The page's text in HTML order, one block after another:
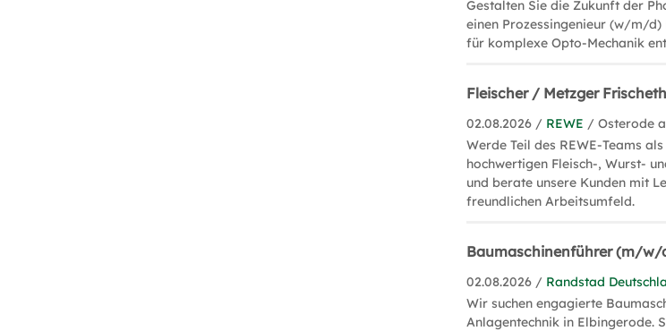
Gestalten Sie die Zukunft der
einen Prozessingenieur (w/m/
für komplexe Opto-Mechanik
Fleischer / Metzger
02.08.2026 / REWE / Osterode
Werde Teil des REWE-Teams
hochwertigen Fleisch-, Wurst-
und berate unsere Kunden mit
freundlichen Arbeitsumfeld.
Baumaschinenführer (m/w/
02.08.2026 / Randstad
Wir suchen engagierte
Anlagentechnik in Elbingerode.